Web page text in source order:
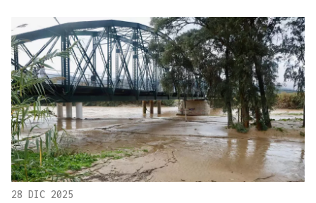
28 DIC 2025